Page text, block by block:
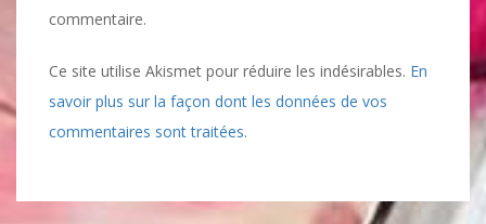
commentaire.
Ce site utilise Akismet pour réduire les indésirables. En
savoir plus sur la façon dont les données de vos
commentaires sont traitées.